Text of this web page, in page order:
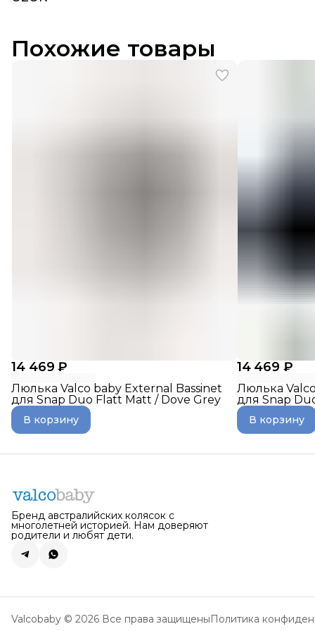
Похожие товары
14 469 ₽
Люлька Valco baby External Bassinet
для Snap Duo Flatt Matt / Dove Grey
В корзину
14 469 ₽
Люлька
для Snap
В корзину
Бренд австралийских колясок с
многолетней историей. Нам доверяют
родители и любят дети.
Valcobaby © 2026 Все права защищеныПолитика